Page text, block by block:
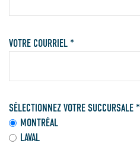
VOTRE COURRIEL *
SÉLECTIONNEZ VOTRE SUCCURSALE *
MONTRÉAL
LAVAL